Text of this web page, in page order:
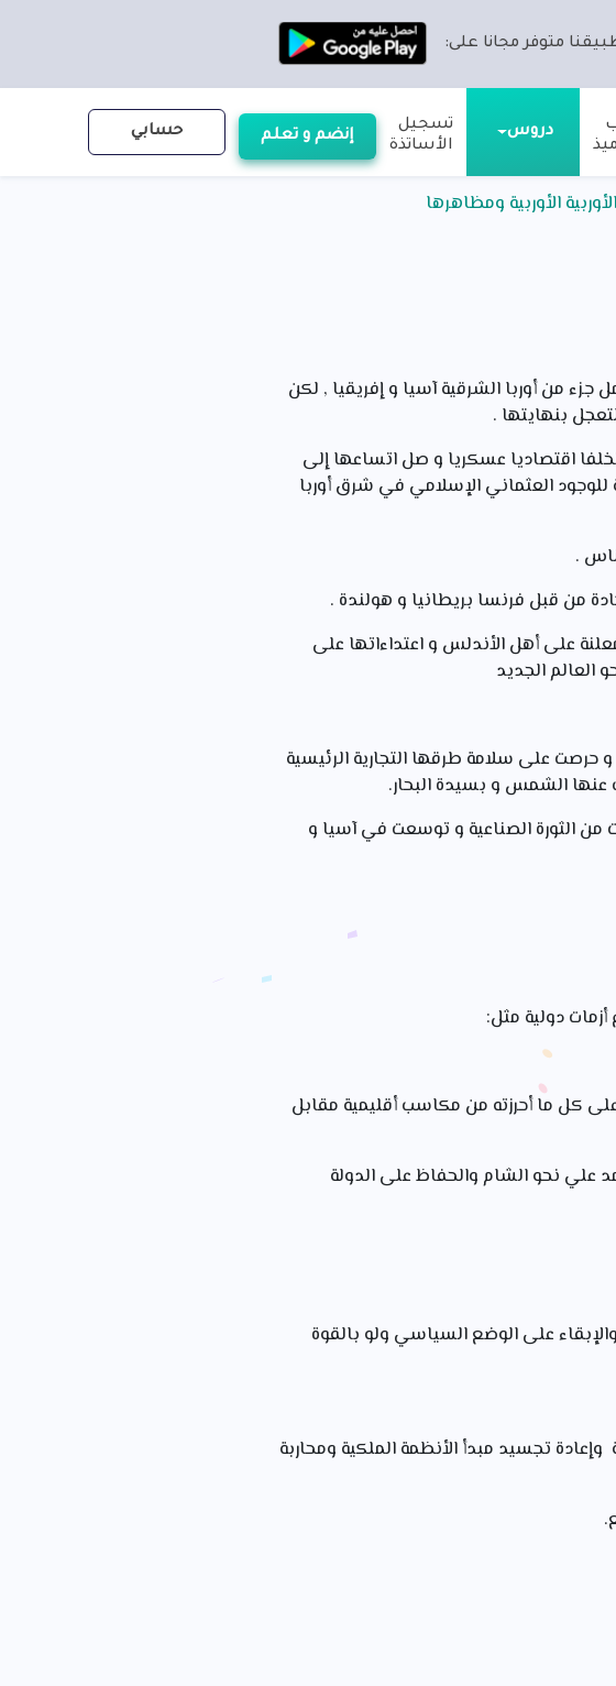
متوفر مجانا على:
دروس
تسجيل
الأساتذة
إنضم و تعلم حسابي
الأوربية ومظاهرها
من أوربا الشرقية آسيا و إفريقيا , لكن
اقتصاديا عسكريا و صل اتساعها إلى
العثماني الإسلامي في شرق أوربا
.
من قبل فرنسا بريطانيا و هولندة .
على أهل الأندلس و اعتداءاتها على
الجديد
منذ القرن 19م تبوأت مكانة كبيرة و حرصت على سلامة طرقها التجارية الرئيسية
عنها الشمس و بسيدة البحار.
من الثورة الصناعية و توسعت في آسيا و
دولية مثل:
على كل ما أحرزته من مكاسب أقليمية مقابل
محمد علي نحو الشام والحفاظ على الدولة
فينا والإبقاء على الوضع السياسي ولو بالقوة
وإعادة تجسيد مبدأ الأنظمة الملكية ومحاربة